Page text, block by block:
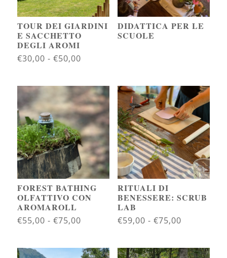
TOUR DEI GIARDINI
E SACCHETTO
DEGLI AROMI
€30,00 - €50,00Fascia
da
€30,00
a
€50,00
DIDATTICA PER LE
SCUOLE
FOREST BATHING
OLFATTIVO CON
AROMAROLL
€55,00 - €75,00Fascia
da
RITUALI DI
BENESSERE: SCRUB
LAB
€59,00 - €75,00Fascia
da